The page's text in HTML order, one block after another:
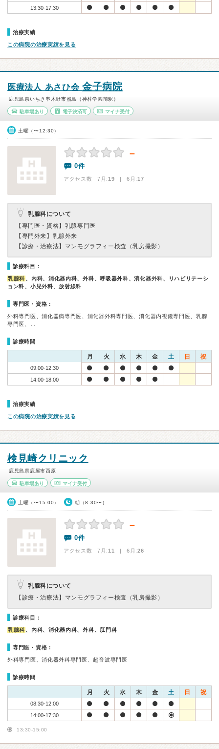
13:30-17:30
治療実績
この病院の治療実績を見る
医療法人 あさひ会 金子病院
鹿児島県いちき串木野市照島（神村学園前駅）
駐車場あり 電子決済可 マイナ受付
土曜（〜12:30）
－
0件
アクセス数 7月:19 | 6月:17
乳腺科について
【専門医・資格】 乳腺専門医
【専門外来】 乳腺外来
【診療・治療法】 マンモグラフィー検査（乳房撮影）
診療科目：
乳腺科 、内科、消化器内科、外科、呼吸器外科、消化器外科、リハビリテーシ
ョン科、小児外科、放射線科
専門医・資格：
外科専門医、消化器病専門医、消化器外科専門医、消化器内視鏡専門医、乳腺
専門医、…
診療時間
月 火 水 木 金 土 日 祝
09:00-12:30
14:00-18:00
治療実績
この病院の治療実績を見る
検見崎クリニック
鹿児島県鹿屋市西原
駐車場あり マイナ受付
土曜（〜15:00） 朝（8:30〜）
－
0件
アクセス数 7月:11 | 6月:26
乳腺科について
【診療・治療法】 マンモグラフィー検査（乳房撮影）
診療科目：
乳腺科 、内科、消化器内科、外科、肛門科
専門医・資格：
外科専門医、消化器外科専門医、超音波専門医
診療時間
月 火 水 木 金 土 日 祝
08:30-12:00
14:00-17:30
13:30-15:00